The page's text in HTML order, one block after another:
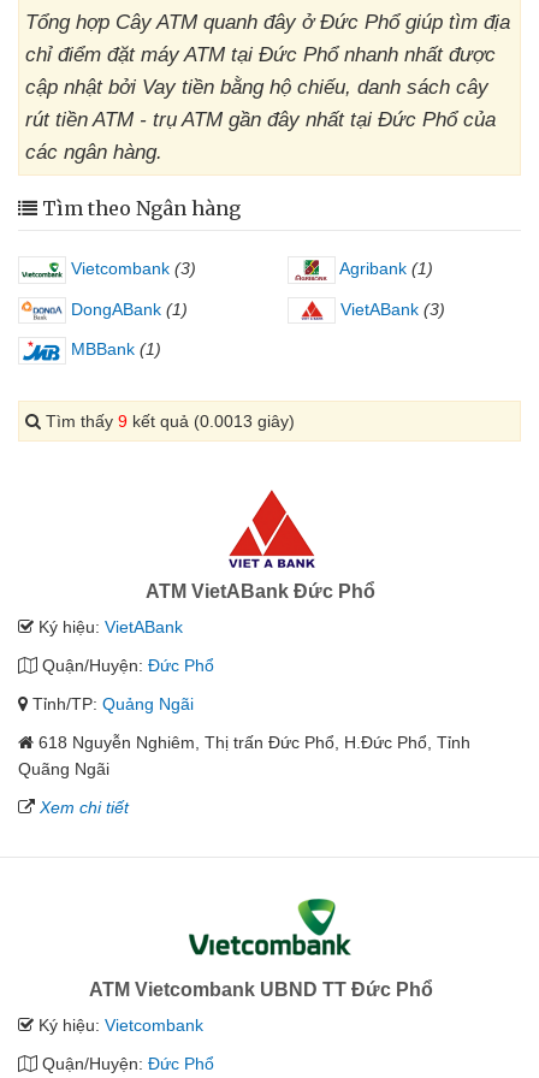
Tổng hợp Cây ATM quanh đây ở Đức Phổ giúp tìm địa
chỉ điểm đặt máy ATM tại Đức Phổ nhanh nhất được
cập nhật bởi Vay tiền bằng hộ chiếu, danh sách cây
rút tiền ATM - trụ ATM gần đây nhất tại Đức Phổ của
các ngân hàng.
Tìm theo Ngân hàng
Vietcombank (3) Agribank (1)
DongABank (1) VietABank (3)
MBBank (1)
Tìm thấy 9 kết quả (0.0013 giây)
ATM VietABank Đức Phổ
Ký hiệu: VietABank
Quận/Huyện: Đức Phổ
Tỉnh/TP: Quảng Ngãi
618 Nguyễn Nghiêm, Thị trấn Đức Phổ, H.Đức Phổ, Tỉnh
Quãng Ngãi
Xem chi tiết
ATM Vietcombank UBND TT Đức Phổ
Ký hiệu: Vietcombank
Quận/Huyện: Đức Phổ